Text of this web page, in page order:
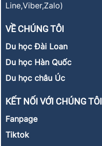
Line,Viber,Zalo)
VỀ CHÚNG TÔI
Du học Đài Loan
Du học Hàn Quốc
Du học châu Úc
KẾT NỐI VỚI CHÚNG TÔI
Fanpage
Tiktok